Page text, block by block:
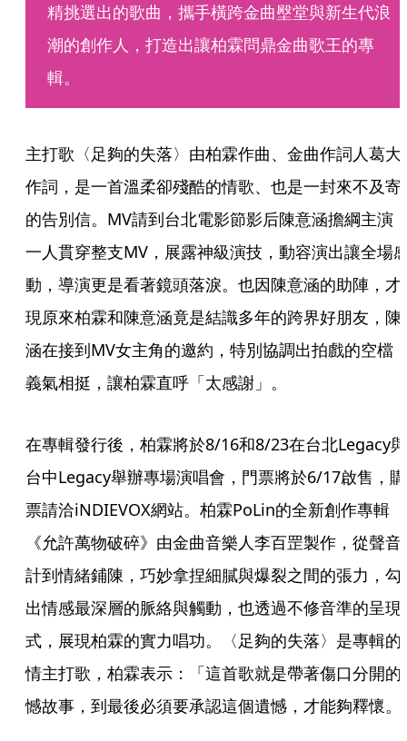
精挑選出的歌曲，攜手橫跨金曲壂堂與新生代浪
潮的創作人，打造出讓柏霖問鼎金曲歌王的專
輯。
主打歌〈足夠的失落〉由柏霖作曲、金曲作詞人葛大
作詞，是一首溫柔卻殘酷的情歌、也是一封來不及寄
的告別信。MV請到台北電影節影后陳意涵擔綱主演
一人貫穿整支MV，展露神級演技，動容演出讓全場
動，導演更是看著鏡頭落淚。也因陳意涵的助陣，才
現原來柏霖和陳意涵竟是結識多年的跨界好朋友，陳
涵在接到MV女主角的邀約，特別協調出拍戲的空檔
義氣相挺，讓柏霖直呼「太感謝」。
在專輯發行後，柏霖將於8/16和8/23在台北Legacy與
台中Legacy舉辦專場演唱會，門票將於6/17啟售，購
票請洽iNDIEVOX網站。柏霖PoLin的全新創作專輯
《允許萬物破碎》由金曲音樂人李百罡製作，從聲音
計到情緒鋪陳，巧妙拿捏細膩與爆裂之間的張力，勾
出情感最深層的脈絡與觸動，也透過不修音準的呈現
式，展現柏霖的實力唱功。〈足夠的失落〉是專輯的
情主打歌，柏霖表示：「這首歌就是帶著傷口分開的
憾故事，到最後必須要承認這個遺憾，才能夠釋懷。